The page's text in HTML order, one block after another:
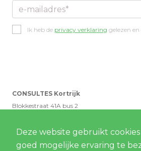
Privacy
Ik heb de privacy verklaring gelezen
CONSULTES Kortrijk
Blokkestraat 41A bus 2
CONSULTES Antwerpen
Deze website gebruikt
goed mogelijke ervaring te